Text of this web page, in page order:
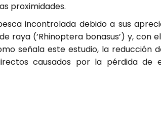
proximidades.
incontrolada debido a sus
raya (’Rhinoptera bonasus’) y, con
señala este estudio, la reducción
causados por la pérdida de